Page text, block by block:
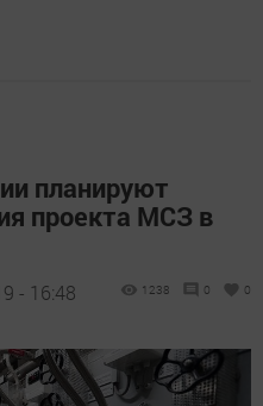
планируют
проекта МСЗ в
- 16:48 1238 0 0